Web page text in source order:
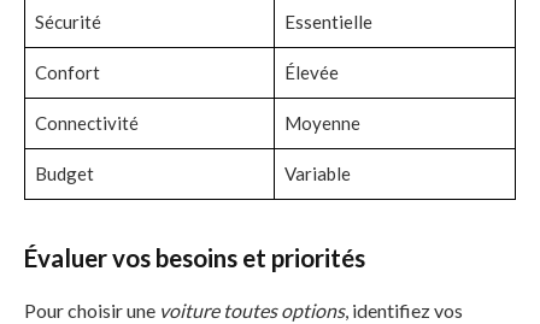
Sécurité Essentielle
Confort Élevée
Connectivité Moyenne
Budget Variable
Évaluer vos besoins et priorités
Pour choisir une voiture toutes options, identifiez vos